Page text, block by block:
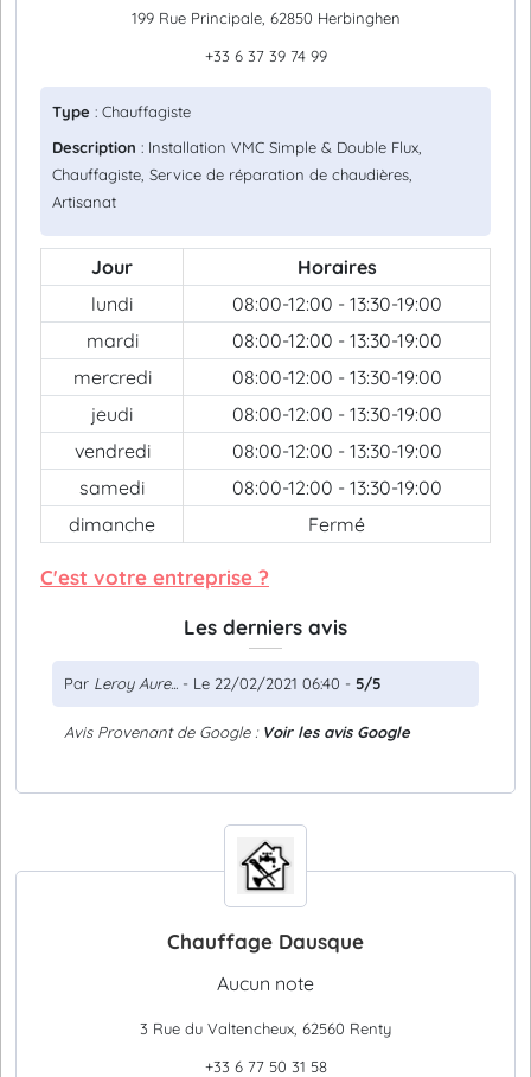
199 Rue Principale, 62850 Herbinghen
+33 6 37 39 74 99
Type : Chauffagiste
Description : Installation VMC Simple & Double Flux,
Chauffagiste, Service de réparation de chaudières,
Artisanat
Jour
Horaires
lundi
08:00-12:00 - 13:30-19:00
mardi
08:00-12:00 - 13:30-19:00
mercredi
08:00-12:00 - 13:30-19:00
jeudi
08:00-12:00 - 13:30-19:00
vendredi
08:00-12:00 - 13:30-19:00
samedi
08:00-12:00 - 13:30-19:00
dimanche
Fermé
C'est votre entreprise ?
Les derniers avis
Par Leroy Aure... - Le 22/02/2021 06:40 - 5/5
Avis Provenant de Google : Voir les avis Google
Chauffage Dausque
Aucun note
3 Rue du Valtencheux, 62560 Renty
+33 6 77 50 31 58